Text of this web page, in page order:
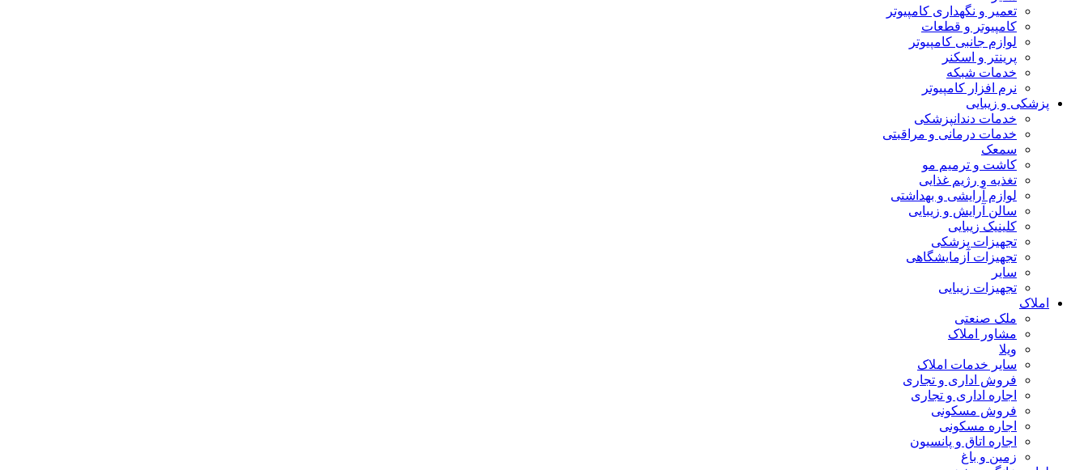
تعمیر و نگهداری کامپیوتر
کامپیوتر و قطعات
لوازم جانبی کامپیوتر
پرینتر و اسکنر
خدمات شبکه
نرم افزار کامپیوتر
پزشکی و زیبایی
خدمات دندانپزشکی
خدمات درمانی و مراقبتی
سمعک
کاشت و ترمیم مو
تغذیه و رژیم غذایی
لوازم آرایشی و بهداشتی
سالن آرایش و زیبایی
کلینیک زیبایی
تجهیزات پزشکی
تجهیزات آزمایشگاهی
سایر
تجهیزات زیبایی
املاک
ملک صنعتی
مشاور املاک
ویلا
سایر خدمات املاک
فروش اداری و تجاری
اجاره اداری و تجاری
فروش مسکونی
اجاره مسکونی
اجاره اتاق و پانسیون
زمین و باغ